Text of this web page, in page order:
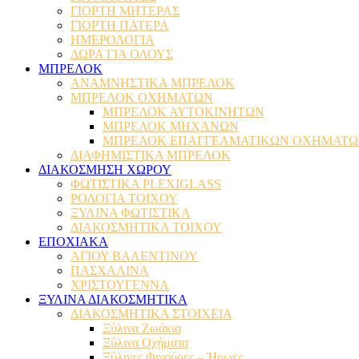
ΓΙΟΡΤΗ ΜΗΤΕΡΑΣ
ΓΙΟΡΤΗ ΠΑΤΕΡΑ
ΗΜΕΡΟΛΟΓΙΑ
ΔΩΡΑ ΓΙΑ ΟΛΟΥΣ
ΜΠΡΕΛΟΚ
ΑΝΑΜΝΗΣΤΙΚΑ ΜΠΡΕΛΟΚ
ΜΠΡΕΛΟΚ ΟΧΗΜΑΤΩΝ
ΜΠΡΕΛΟΚ ΑΥΤΟΚΙΝΗΤΩΝ
ΜΠΡΕΛΟΚ ΜΗΧΑΝΩΝ
ΜΠΡΕΛΟΚ ΕΠΑΓΓΕΛΜΑΤΙΚΩΝ
ΔΙΑΦΗΜΙΣΤΙΚΑ ΜΠΡΕΛΟΚ
ΔΙΑΚΟΣΜΗΣΗ ΧΩΡΟΥ
ΦΩΤΙΣΤΙΚΑ PLEXIGLASS
ΡΟΛΟΓΙΑ ΤΟΙΧΟΥ
ΞΥΛΙΝΑ ΦΩΤΙΣΤΙΚΑ
ΔΙΑΚΟΣΜΗΤΙΚΑ ΤΟΙΧΟΥ
ΕΠΟΧΙΑΚΑ
ΑΓΙΟΥ ΒΑΛΕΝΤΙΝΟΥ
ΠΑΣΧΑΛΙΝΑ
ΧΡΙΣΤΟΥΓΕΝΝΑ
ΞΥΛΙΝΑ ΔΙΑΚΟΣΜΗΤΙΚΑ
ΔΙΑΚΟΣΜΗΤΙΚΑ ΣΤΟΙΧΕΙΑ
Ξύλινα Ζωάκια
Ξύλινα Οχήματα